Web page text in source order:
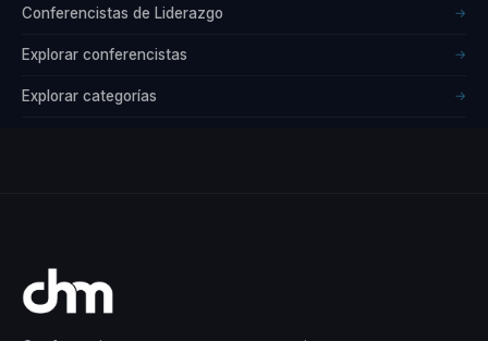
Conferencistas de Liderazgo →
Explorar conferencistas →
Explorar categorías →